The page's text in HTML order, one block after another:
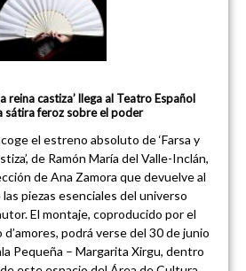
reina castiza’ llega al Teatro Español
sátira feroz sobre el poder
el estreno absoluto de ‘Farsa y
de Ramón María del Valle-Inclán,
de Ana Zamora que devuelve al
piezas esenciales del universo
El montaje, coproducido por el
podrá verse del 30 de junio
Pequeña – Margarita Xirgu, dentro